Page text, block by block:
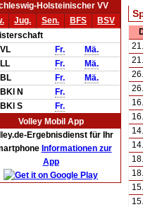
Holsteinischer VV
Jug. Sen. BFS
BSV
VL
Fr.
Mä.
LL
Fr.
Mä.
BL
Fr.
Mä.
BKl N
Fr.
BKl S
Fr.
Volley Mobil App
Ergebnisdienst für Ihr
Informationen zur
App